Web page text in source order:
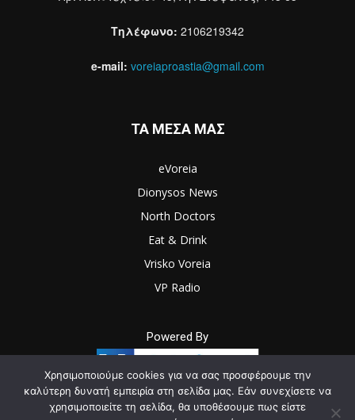
Τηλέφωνο: 2106219342
e-mail: voreiaproastia@gmail.com
ΤΑ ΜΕΣΑ ΜΑΣ
eVoreia
Dionysos News
North Doctors
Eat & Drink
Vrisko Voreia
VP Radio
Powered By
Χρησιμοποιούμε cookies για να σας προσφέρουμε την
καλύτερη δυνατή εμπειρία στη σελίδα μας. Εάν συνεχίσετε να
χρησιμοποιείτε τη σελίδα, θα υποθέσουμε πως είστε